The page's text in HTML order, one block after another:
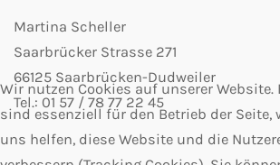
Martina Scheller
Saarbrücker Strasse 271
66125 Saarbrücken-Dudweiler
Tel.: 01 57 / 78 77 22 45
Wir nutzen Cookies auf unserer Website.
sind essenziell für den Betrieb der Seite,
uns helfen, diese Website und die